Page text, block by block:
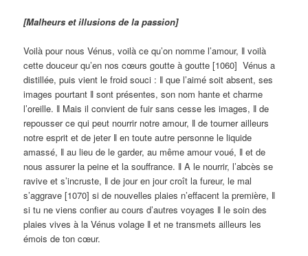
[Malheurs et illusions de la passion]
Voilà pour nous Vénus, voilà ce qu’on nomme l’amour, ǁ voilà
cette douceur qu’en nos cœurs goutte à goutte [1060] Vénus a
distillée, puis vient le froid souci : ǁ que l’aimé soit absent, ses
images pourtant ǁ sont présentes, son nom hante et charme
l’oreille. ǁ Mais il convient de fuir sans cesse les images, ǁ de
repousser ce qui peut nourrir notre amour, ǁ de tourner ailleurs
notre esprit et de jeter ǁ en toute autre personne le liquide
amassé, ǁ au lieu de le garder, au même amour voué, ǁ et de
nous assurer la peine et la souffrance. ǁ A le nourrir, l’abcès se
ravive et s’incruste, ǁ de jour en jour croît la fureur, le mal
s’aggrave [1070] si de nouvelles plaies n’effacent la première, ǁ
si tu ne viens confier au cours d’autres voyages ǁ le soin des
plaies vives à la Vénus volage ǁ et ne transmets ailleurs les
émois de ton cœur.